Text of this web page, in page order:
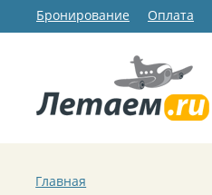
Бронирование Оплата
Главная